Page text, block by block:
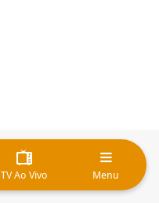
TV Ao Vivo Menu